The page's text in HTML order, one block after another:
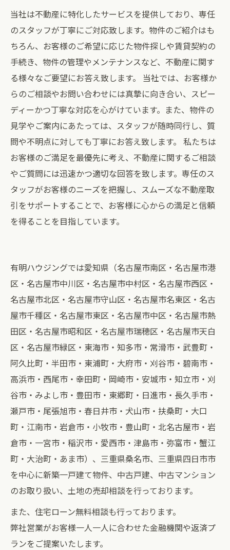
当社は不動産に特化したサービスを提供しており、専任
のスタッフが丁寧にご対応致します。物件のご紹介はも
ちろん、お客様のご希望に応じた物件探しや賃貸契約の
手続き、物件の管理やメンテナンスなど、不動産に関す
る様々なご要望にお答え致します。 当社では、お客様か
らのご相談やお問い合わせには真摯に向き合い、スピー
ディーかつ丁寧な対応を心がけています。また、物件の
見学やご案内にあたっては、スタッフが随時同行し、質
問や不明点に対しても丁寧にお答え致します。 私たちは
お客様のご満足を最優先に考え、不動産に関するご相談
やご質問には迅速かつ適切な回答を致します。専任のス
タッフがお客様のニーズを把握し、スムーズな不動産取
引をサポートすることで、お客様に心からの満足と信頼
を得ることを目指しています。
有明ハウジングでは愛知県（名古屋市南区・名古屋市港
区・名古屋市中川区・名古屋市中村区・名古屋市西区・
名古屋市北区・名古屋市守山区・名古屋市名東区・名古
屋市千種区・名古屋市東区・名古屋市中区・名古屋市熱
田区・名古屋市昭和区・名古屋市瑞穂区・名古屋市天白
区・名古屋市緑区・東海市・知多市・常滑市・武豊町・
阿久比町・半田市・東浦町・大府市・刈谷市・碧南市・
高浜市・西尾市・幸田町・岡崎市・安城市・知立市・刈
谷市・みよし市・豊田市・東郷町・日進市・長久手市・
瀬戸市・尾張旭市・春日井市・犬山市・扶桑町・大口
町・江南市・岩倉市・小牧市・豊山町・北名古屋市・岩
倉市・一宮市・稲沢市・愛西市・津島市・弥富市・蟹江
町・大治町・あま市）、三重県桑名市、三重県四日市市
を中心に新築一戸建て物件、中古戸建、中古マンション
のお取り扱い、土地の売却相談を行っております。
また、住宅ローン無料相談も行っております。
弊社営業がお客様一人一人に合わせた金融機関や返済プ
ランをご提案いたします。